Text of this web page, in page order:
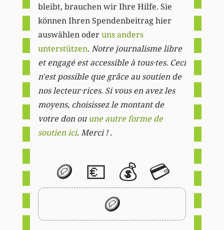
bleibt, brauchen wir Ihre Hilfe. Sie
können Ihren Spendenbeitrag hier
auswählen oderuns anders
unterstützen. Notre journalisme libre
et engagé est accessible à tous·tes. Ceci
n'est possible que grâce au soutien de
nos lecteur·rices. Si vous en avez les
moyens, choisissez le montant de
votre don ou une autre forme de
soutien ici. Merci ! .
🪙 💶 💰 💳
🪙